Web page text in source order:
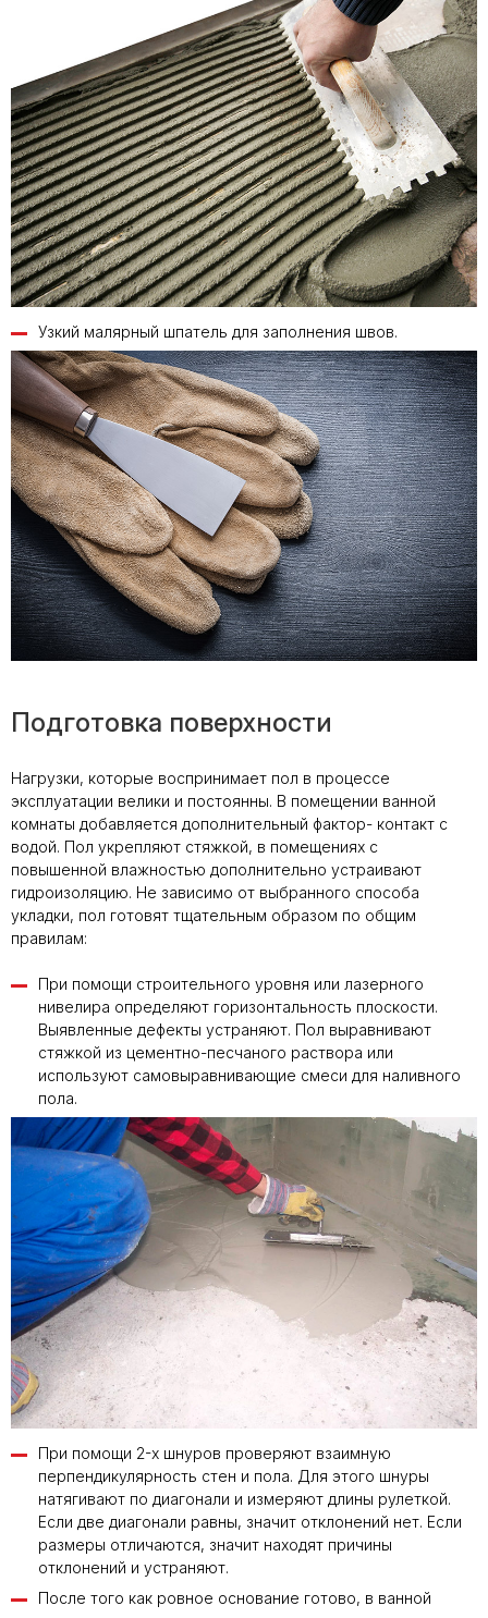
Узкий малярный шпатель для заполнения швов.
Подготовка поверхности
Нагрузки, которые воспринимает пол в процессе
эксплуатации велики и постоянны. В помещении ванной
комнаты добавляется дополнительный фактор- контакт с
водой. Пол укрепляют стяжкой, в помещениях с
повышенной влажностью дополнительно устраивают
гидроизоляцию. Не зависимо от выбранного способа
укладки, пол готовят тщательным образом по общим
правилам:
При помощи строительного уровня или лазерного
нивелира определяют горизонтальность плоскости.
Выявленные дефекты устраняют. Пол выравнивают
стяжкой из цементно-песчаного раствора или
используют самовыравнивающие смеси для наливного
пола.
При помощи 2-х шнуров проверяют взаимную
перпендикулярность стен и пола. Для этого шнуры
натягивают по диагонали и измеряют длины рулеткой.
Если две диагонали равны, значит отклонений нет. Если
размеры отличаются, значит находят причины
отклонений и устраняют.
После того как ровное основание готово, в ванной